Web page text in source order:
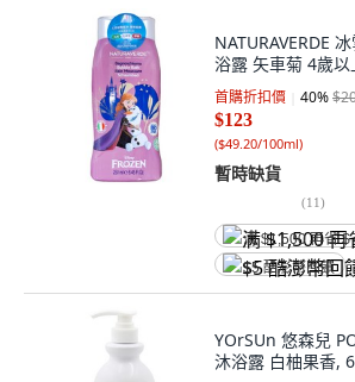
NATURAVERDE
浴露 矢車菊 4歲
首購折扣價 40%
$123
($49.20/100ml)
暫時缺貨
(11)
满 $1,500 再省
$5 酷澎幣回饋
YOrSUn 悠森兒
沐浴露 白柚果香,